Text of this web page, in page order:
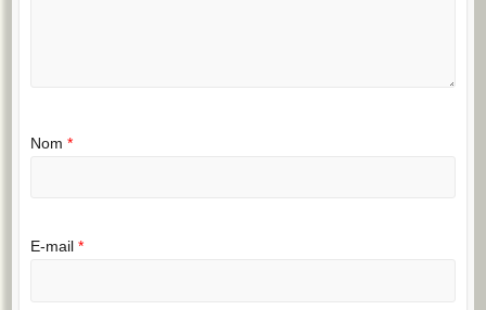
Nom *
E-mail *